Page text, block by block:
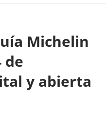
Michelin
de
y abierta